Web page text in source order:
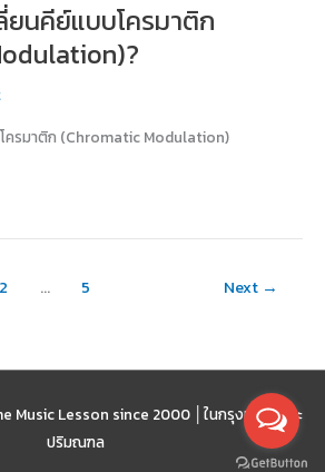
ยนคีย์แบบโครมาติก
โครมาติก (Chromatic Modulation)
2 … 5 Next →
Music Lesson since 2000 │ ในกรุงเทพฯ และ
ปริมณฑล